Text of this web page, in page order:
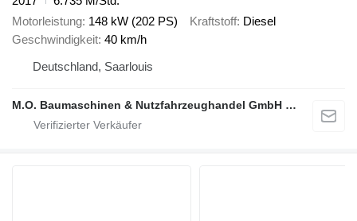
Motorleistung 148 kW (202 PS) Kraftstoff Diesel
Geschwindigkeit 40 km/h
Deutschland, Saarlouis
M.O. Baumaschinen & Nutzfahrzeughandel GmbH & CO.